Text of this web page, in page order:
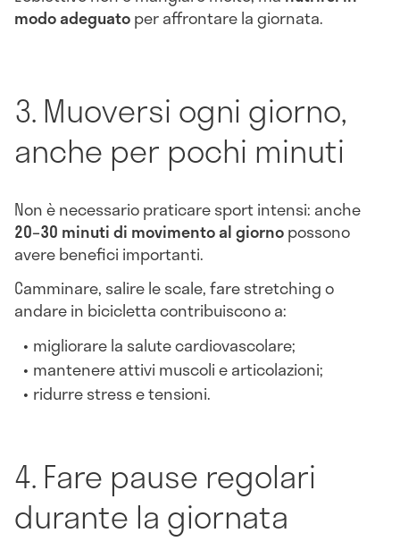
modo adeguatoper affrontare la giornata.
3. Muoversi ogni giorno,
anche per pochi minuti
Non è necessario praticare sport intensi: anche
20–30 minuti di movimento al giornopossono
avere benefici importanti.
Camminare, salire le scale, fare stretching o
andare in bicicletta contribuiscono a:
migliorare la salute cardiovascolare;
mantenere attivi muscoli e articolazioni;
ridurre stress e tensioni.
4. Fare pause regolari
durante la giornata